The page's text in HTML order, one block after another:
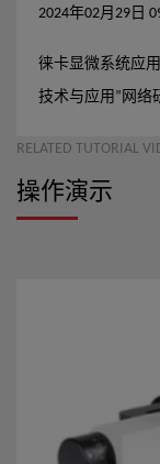
2024年02月29日
徕卡显微系统应
技术与应用”网络
数码显微镜、偏
用》。
RELATED TUTORIAL
操作演示